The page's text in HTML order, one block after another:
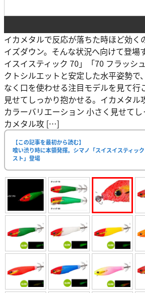
イカメタルで反応が落ちた時ほど効く
イズダウン。そんな状況へ向けて登場
イスイスティック 70」「70 フラッシ
クトシルエットと安定した水平姿勢で
なく口を使わせる注目モデルを見て行
見せてしっかり抱かせる。イカメタル
カラーバリエーション 小さく見せて
カメタル攻 […]
【この記事を最初から読む】
喰い渋り時に本領発揮。シマノ「スイスイスティッ
スト」登場